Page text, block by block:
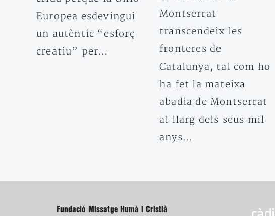
Europea esdevingui
un autèntic “esforç
creatiu” per…
Montserrat
transcendeix les
fronteres de
Catalunya, tal com ho
ha fet la mateixa
abadia de Montserrat
al llarg dels seus mil
anys…
Fundació Missatge Humà i Cristià